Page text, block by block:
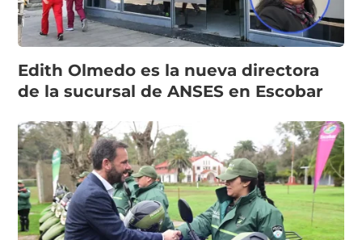
Edith Olmedo es la nueva directora
de la sucursal de ANSES en Escobar